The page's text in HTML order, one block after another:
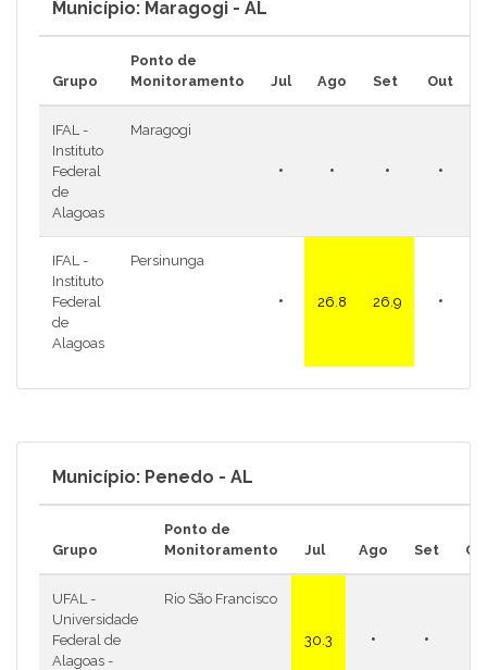
Município: Maragogi - AL
Grupo
Ponto de
Monitoramento
Jul Ago Set Out
IFAL -
Instituto
Federal
de
Alagoas
Maragogi
• • • •
IFAL -
Instituto
Federal
de
Alagoas
Persinunga
• 26.8 26.9 •
Município: Penedo - AL
Grupo
Ponto de
Monitoramento
Jul Ago Set
UFAL -
Universidade
Federal de
Alagoas -
Rio São Francisco
30.3 • •